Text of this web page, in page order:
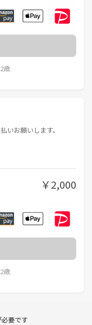
歳
いお願いします。
￥2,000
歳
要です